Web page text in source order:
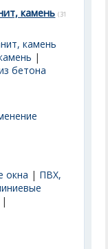
камень (31
камень
|
бетона
окна | ПВХ,
|